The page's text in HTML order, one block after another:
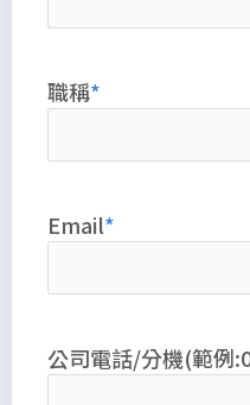
職稱
Email
公司電話/分機(範例